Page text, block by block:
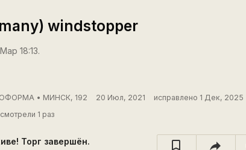
windstopper
18:13.
• МИНСК, 192 20 Июл, 2021 исправлено 1 Дек, 2025
1 раз
Торг завершён.